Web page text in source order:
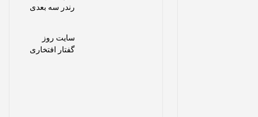
رندر سه بعدی
سایت روز
گفتار افتخاری